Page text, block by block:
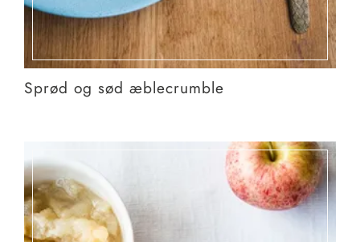
Sprød og sød æblecrumble